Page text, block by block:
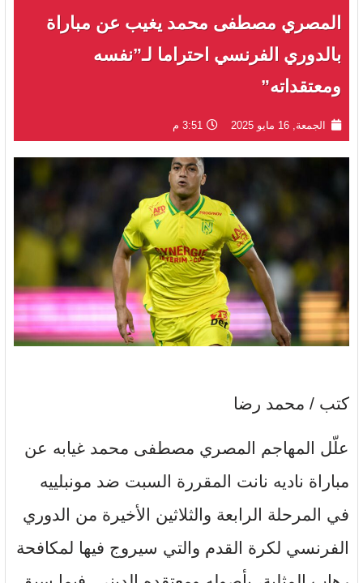
المصري مصطفى محمد يغيب عن مباراة
بالدوري الفرنسي احتراما لـ”نفسه
ومعتقداته”
الجمعة, 16 مايو 2025 3:51 م
كتب / محمد رضا
علّل المهاجم المصري مصطفى محمد غيابه عن
مباراة ناديه نانت المقررة السبت ضد مونبلييه
في المرحلة الرابعة والثلاثين الأخيرة من الدوري
الفرنسي لكرة القدم والتي سيروج فيها لمكافحة